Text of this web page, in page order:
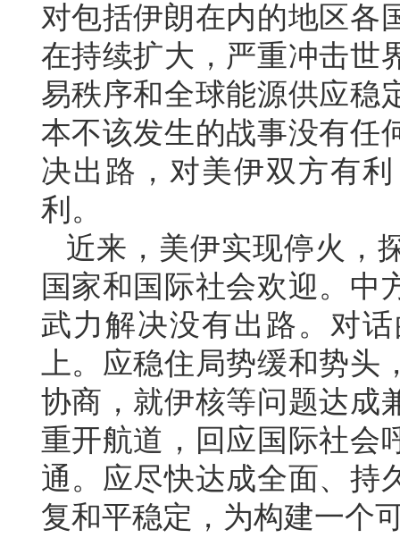
对包括伊朗在内的地区各
在持续扩大，严重冲击世
易秩序和全球能源供应稳
本不该发生的战事没有任
决出路，对美伊双方有
利。
近来，美伊实现停火，
国家和国际社会欢迎。中
武力解决没有出路。对
上。应稳住局势缓和势头
协商，就伊核等问题达成
重开航道，回应国际社会
通。应尽快达成全面、持
复和平稳定，为构建一个